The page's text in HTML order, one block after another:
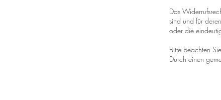
Das
sind und für
oder die
Bitte beachten
Durch einen